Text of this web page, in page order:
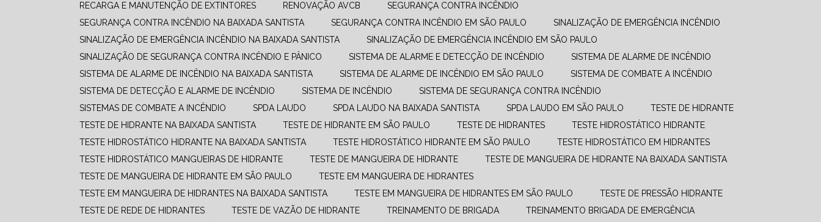
RECARGA E MANUTENÇÃO DE EXTINTORES
RENOVAÇÃO AVCB
SEGURANÇA CONTRA INCÊNDIO
SEGURANÇA CONTRA INCÊNDIO NA BAIXADA SANTISTA
SEGURANÇA CONTRA INCÊNDIO EM SÃO PAULO
SINALIZAÇÃO DE EMERGÊNCIA INCÊNDIO
SINALIZAÇÃO DE EMERGÊNCIA INCÊNDIO NA BAIXADA SANTISTA
SINALIZAÇÃO DE EMERGÊNCIA INCÊNDIO EM SÃO PAULO
SINALIZAÇÃO DE SEGURANÇA CONTRA INCÊNDIO E PÂNICO
SISTEMA DE ALARME E DETECÇÃO DE INCÊNDIO
SISTEMA DE ALARME DE INCÊNDIO
SISTEMA DE ALARME DE INCÊNDIO NA BAIXADA SANTISTA
SISTEMA DE ALARME DE INCÊNDIO EM SÃO PAULO
SISTEMA DE COMBATE A INCÊNDIO​
SISTEMA DE DETECÇÃO E ALARME DE INCÊNDIO
SISTEMA DE INCÊNDIO
SISTEMA DE SEGURANÇA CONTRA INCÊNDIO
SISTEMAS DE COMBATE A INCÊNDIO​
SPDA LAUDO SPDA LAUDO NA BAIXADA SANTISTA SPDA LAUDO EM SÃO PAULO
TESTE DE HIDRANTE
TESTE DE HIDRANTE NA BAIXADA SANTISTA
TESTE DE HIDRANTE EM SÃO PAULO TESTE DE HIDRANTES
TESTE HIDROSTÁTICO HIDRANTE
TESTE HIDROSTÁTICO HIDRANTE NA BAIXADA SANTISTA
TESTE HIDROSTÁTICO HIDRANTE EM SÃO PAULO
TESTE HIDROSTÁTICO EM HIDRANTES
TESTE HIDROSTÁTICO MANGUEIRAS DE HIDRANTE
TESTE DE MANGUEIRA DE HIDRANTE
TESTE DE MANGUEIRA DE HIDRANTE NA BAIXADA SANTISTA
TESTE DE MANGUEIRA DE HIDRANTE EM SÃO PAULO
TESTE EM MANGUEIRA DE HIDRANTES
TESTE EM MANGUEIRA DE HIDRANTES NA BAIXADA SANTISTA
TESTE EM MANGUEIRA DE HIDRANTES EM SÃO PAULO
TESTE DE PRESSÃO HIDRANTE
TESTE DE REDE DE HIDRANTES
TESTE DE VAZÃO DE HIDRANTE TREINAMENTO DE BRIGADA
TREINAMENTO BRIGADA DE EMERGÊNCIA